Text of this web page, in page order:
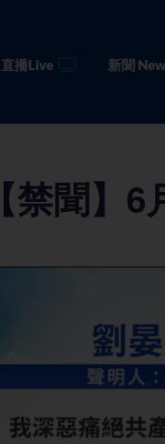
直播Live 新聞
【禁聞】